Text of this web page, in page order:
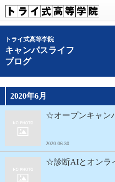
トライ式高等学院
キャンパスライフ
ブログ
2020年6月
☆オープンキャン
2020.06.30
☆診断AIとオンラ